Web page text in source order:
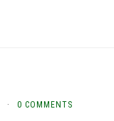
· 0 COMMENTS